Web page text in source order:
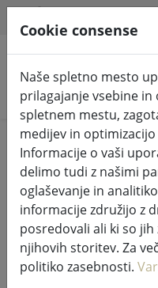
Iskanje izdelkov
Home Pravljične luči
Sirius Tech-
podaljšek 90
prostem 230V
Cookie consense
Naše spletno mesto
prilagajanje vsebine
spletnem mestu,
medijev in
Informacije o vaši
delimo tudi z našimi
oglaševanje in
informacije združijo z
posredovali ali ki so
njihovih storitev. Za
politiko zasebnosti.